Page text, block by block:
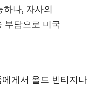
나, 자사의
부담으로 미국
게서 올드 빈티지나